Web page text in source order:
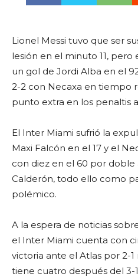
Lionel Messi tuvo que ser
lesión en el minuto 11, pero
un gol de Jordi Alba en el
2-2 con Necaxa en tiempo
punto extra en los penaltis
El Inter Miami sufrió la
Maxi Falcón en el 17 y el
con diez en el 60 por doble
Calderón, todo ello como
polémico.
A la espera de noticias
el Inter Miami cuenta con
victoria ante el Atlas por 2-
tiene cuatro después del 3-